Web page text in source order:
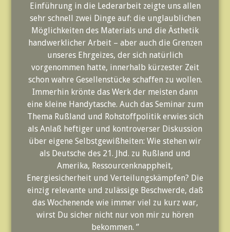
Einführung in die Lederarbeit zeigte uns allen
sehr schnell zwei Dinge auf: die unglaublichen
Möglichkeiten des Materials und die Ästhetik
handwerklicher Arbeit – aber auch die Grenzen
unseres Ehrgeizes, der sich natürlich
vorgenommen hatte, innerhalb kürzester Zeit
schon wahre Gesellenstücke schaffen zu wollen.
Immerhin krönte das Werk der meisten dann
eine kleine Handytasche. Auch das Seminar zum
Thema Rußland und Rohstoffpolitik erwies sich
als Anlaß heftiger und kontroverser Diskussion
über eigene Selbstgewißheiten: Wie stehen wir
als Deutsche des 21. Jhd. zu Rußland und
Amerika, Ressourcenknappheit,
Energiesicherheit und Verteilungskämpfen? Die
einzig relevante und zulässige Beschwerde, daß
das Wochenende wie immer viel zu kurz war,
wirst Du sicher nicht nur von mir zu hören
bekommen. ”